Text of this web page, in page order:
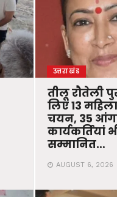
उत्तराखंड
तीलू रौतेली
लिए 13
चयन, 35
कार्यकर्तियां
सम्मानित…
AUGUST 6, 2026